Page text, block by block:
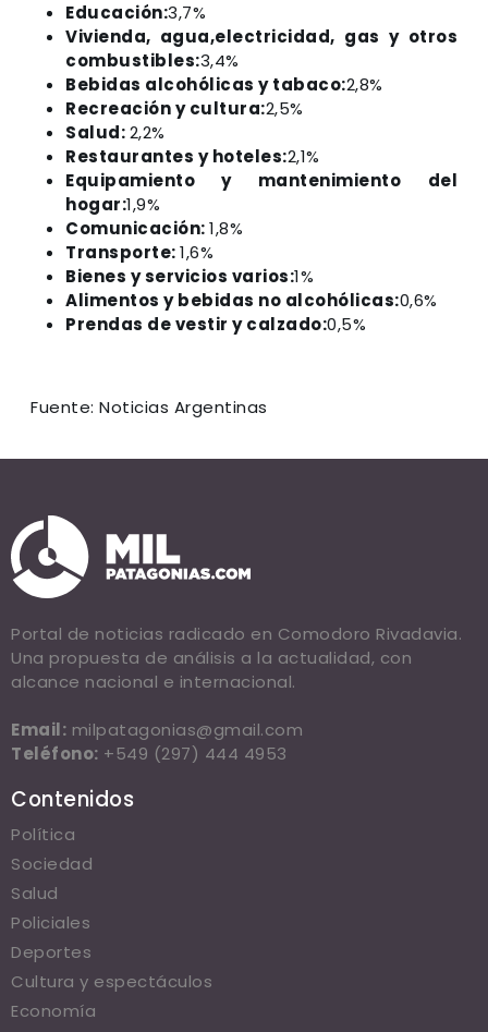
Educación:3,7%
Vivienda, agua,electricidad, gas y otros
combustibles:3,4%
Bebidas alcohólicas y tabaco:2,8%
Recreación y cultura:2,5%
Salud:2,2%
Restaurantes y hoteles:2,1%
Equipamiento y mantenimiento del
hogar:1,9%
Comunicación:1,8%
Transporte:1,6%
Bienes y servicios varios:1%
Alimentos y bebidas no alcohólicas:0,6%
Prendas de vestir y calzado:0,5%
Fuente: Noticias Argentinas
Portal de noticias radicado en Comodoro Rivadavia.
Una propuesta de análisis a la actualidad, con
alcance nacional e internacional.
Email: milpatagonias@gmail.com
Teléfono: +549 (297) 444 4953
Contenidos
Política
Sociedad
Salud
Policiales
Deportes
Cultura y espectáculos
Economía